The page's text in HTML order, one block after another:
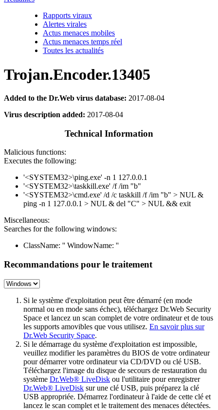
Rapports viraux
Alertes virales
Actus menaces mobiles
Actus menaces temps réel
Toutes les actualités
Trojan.Encoder.13405
Added to the Dr.Web virus database: 2017-08-04
Virus description added: 2017-08-04
Technical Information
Malicious functions:
Executes the following:
'<SYSTEM32>\ping.exe' -n 1 127.0.0.1
'<SYSTEM32>\taskkill.exe' /f /im "b"
'<SYSTEM32>\cmd.exe' /d /c taskkill /f /im "b" > NUL &
ping -n 1 127.0.0.1 > NUL & del "C" > NUL && exit
Miscellaneous:
Searches for the following windows:
ClassName: '' WindowName: ''
Recommandations pour le traitement
Si le système d'exploitation peut être démarré (en mode
normal ou en mode sans échec), téléchargez Dr.Web Security
Space et lancez un scan complet de votre ordinateur et de tous
les supports amovibles que vous utilisez. En savoir plus sur
Dr.Web Security Space.
Si le démarrage du système d'exploitation est impossible,
veuillez modifier les paramètres du BIOS de votre ordinateur
pour démarrer votre ordinateur via CD/DVD ou clé USB.
Téléchargez l'image du disque de secours de restauration du
système Dr.Web® LiveDisk ou l'utilitaire pour enregistrer
Dr.Web® LiveDisk sur une clé USB, puis préparez la clé
USB appropriée. Démarrez l'ordinateur à l'aide de cette clé et
lancez le scan complet et le traitement des menaces détectées.